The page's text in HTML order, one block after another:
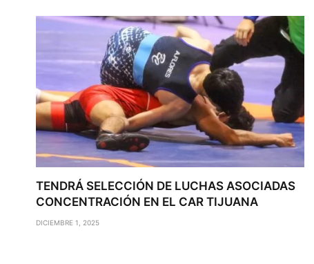
TENDRÁ SELECCIÓN DE LUCHAS ASOCIADAS
CONCENTRACIÓN EN EL CAR TIJUANA
DICIEMBRE 1, 2025